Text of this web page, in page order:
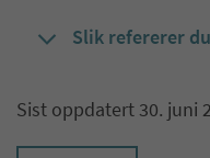
Slik refererer
Sist oppdatert 30. juni